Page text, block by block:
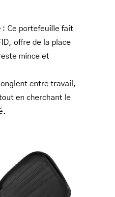
: Ce portefeuille fait
offre de la place
mince et
entre travail,
en cherchant le